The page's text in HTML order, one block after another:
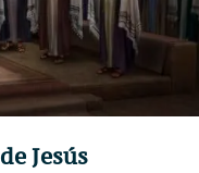
Jesús